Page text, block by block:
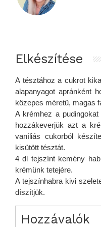
Elkészítése
A tésztához a cukrot
alapanyagot apránként
közepes méretű, magas
A krémhez a
hozzákeverjük azt a
vaníliás cukorból
kisütött tésztát.
4 dl tejszínt kemény
krémünk tetejére.
A tejszínhabra kivi
díszítjük.
Hozzávalók